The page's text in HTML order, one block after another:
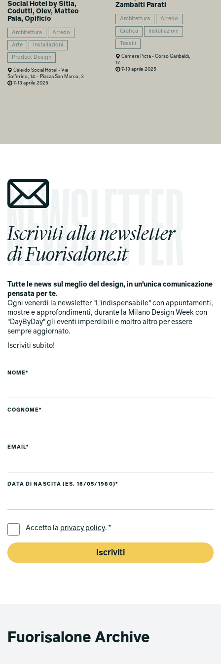
Social Hotel by Sitia,
Codutti, Olev, Matteo
Pala, Opificio
Architettura Arredo
Arte Installazioni
Product Design
Caleido Social Hotel - Via
Solferino, 14 – Piazza San Marco, 3
7-13 aprile 2025
Zambaiti Parati
Architettura Arredo
Grafica Installazioni
Tessili
Camera Picta - Corso Garibaldi,
17
7-13 aprile 2025
Iscriviti alla newsletter
di Fuorisalone.it
Tutte le news sul meglio del design, in un'unica comunicazione
pensata per te.
Ogni venerdi la newsletter "L'indispensabile" con appuntamenti,
mostre e approfondimenti, durante la Milano Design Week con
"DayByDay" gli eventi imperdibili e moltro altro per essere
sempre aggiornato.
Iscriviti subito!
NOME*
COGNOME*
EMAIL*
DATA DI NASCITA (ES. 16/05/1980)*
Accetto la privacy policy. *
Iscriviti
Fuorisalone Archive